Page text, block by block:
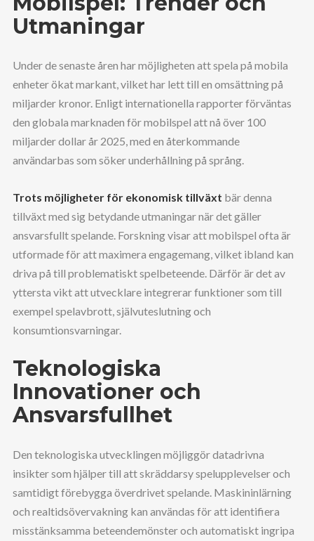
Utmaningar
Under de senaste åren har möjligheten att spela på mobila
enheter ökat markant, vilket har lett till en omsättning på
miljarder kronor. Enligt internationella rapporter förväntas
den globala marknaden för mobilspel att nå över 100
miljarder dollarår 2025, med en återkommande
användarbas som söker underhållning på språng.
Trots möjligheter för ekonomisk tillväxt bär denna
tillväxt med sig betydande utmaningar när det gäller
ansvarsfullt spelande. Forskning visar att mobilspel ofta är
utformade för att maximera engagemang, vilket ibland kan
driva på till problematiskt spelbeteende. Därför är det av
yttersta vikt att utvecklare integrerar funktioner som till
exempel spelavbrott, självuteslutning och
konsumtionsvarningar.
Teknologiska
Innovationer och
Ansvarsfullhet
Den teknologiska utvecklingen möjliggör datadrivna
insikter som hjälper till att skräddarsy spelupplevelser och
samtidigt förebygga överdrivet spelande. Maskininlärning
och realtidsövervakning kan användas för att identifiera
misstänksamma beteendemönster och automatiskt ingripa